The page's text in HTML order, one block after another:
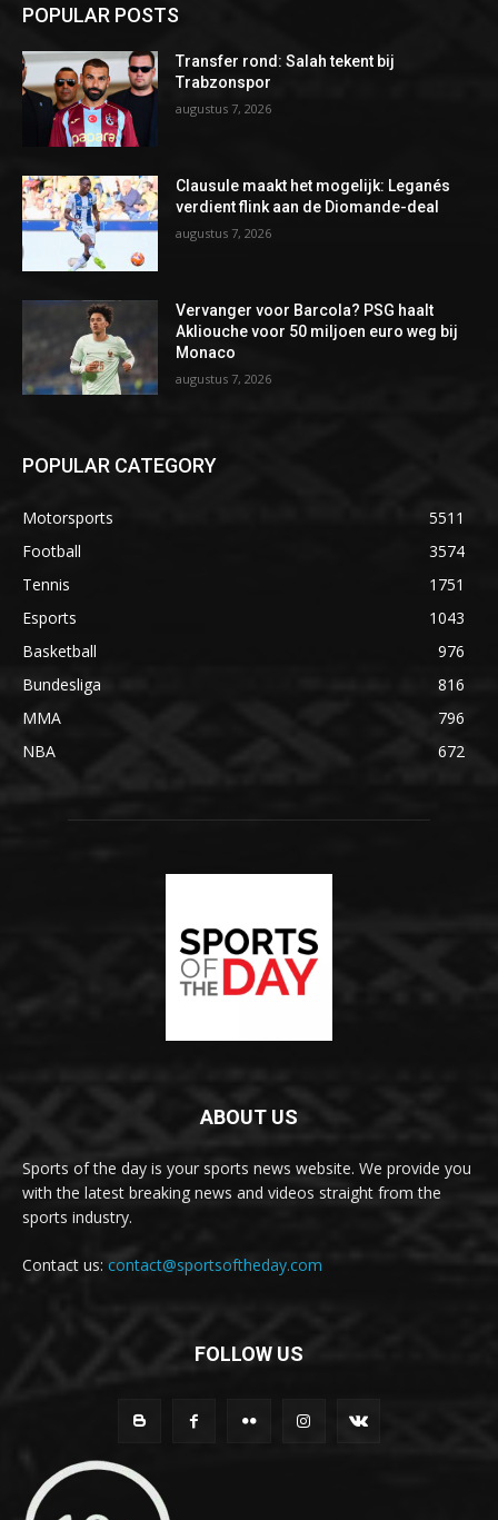
POPULAR POSTS
Transfer rond: Salah tekent bij
Trabzonspor
augustus 7, 2026
Clausule maakt het mogelijk: Leganés
verdient flink aan de Diomande-deal
augustus 7, 2026
Vervanger voor Barcola? PSG haalt
Akliouche voor 50 miljoen euro weg bij
Monaco
augustus 7, 2026
POPULAR CATEGORY
Motorsports
5511
Football
3574
Tennis
1751
Esports
1043
Basketball
976
Bundesliga
816
MMA
796
NBA
672
ABOUT US
Sports of the day is your sports news website. We provide you
with the latest breaking news and videos straight from the
sports industry.
Contact us: contact@sportsoftheday.com
FOLLOW US